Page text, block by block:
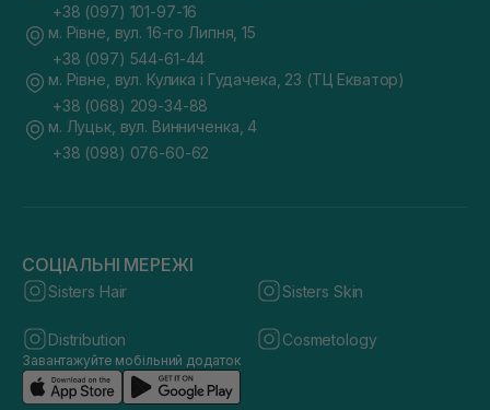
+38 (097) 101-97-16
м. Рівне, вул. 16-го Липня, 15
+38 (097) 544-61-44
м. Рівне, вул. Кулика і Гудачека, 23 (ТЦ Екватор)
+38 (068) 209-34-88
м. Луцьк, вул. Винниченка, 4
+38 (098) 076-60-62
СОЦІАЛЬНІ МЕРЕЖІ
Sisters Hair Sisters Skin
Distribution Cosmetology
Завантажуйте мобільний додаток